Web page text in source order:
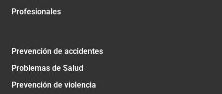
Profesionales
Prevención de accidentes
Problemas de Salud
Prevención de violencia